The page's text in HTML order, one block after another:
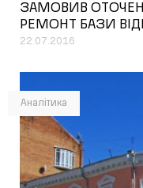
ЗАМОВИВ
РЕМОНТ БАЗИ
22.07.2016
Аналітика